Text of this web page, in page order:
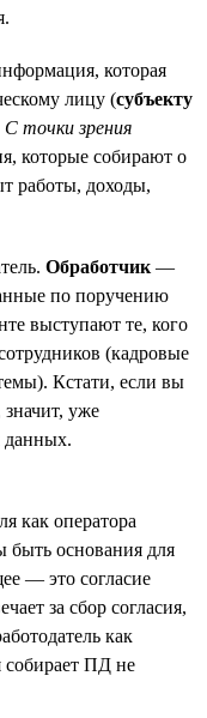
которая
лицу (субъекту
С точки зрения
которые собирают о
работы, доходы,
Обработчик —
по поручению
выступают те, кого
(кадровые
Кстати, если вы
уже
данных.
как оператора
основания для
— это согласие
за сбор согласия,
как
собирает ПД не